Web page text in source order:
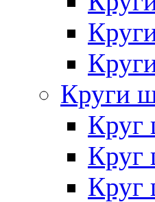
Круги
Круг
Круг
Круг